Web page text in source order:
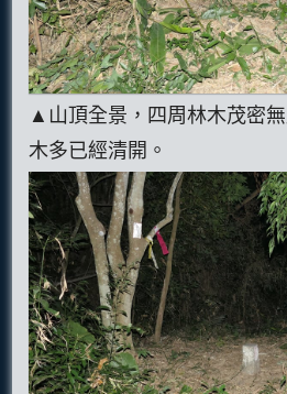
▲山頂全景，四周林木茂密
木多已經清開。